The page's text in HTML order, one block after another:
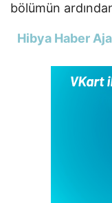
bölümün
Hibya Haber